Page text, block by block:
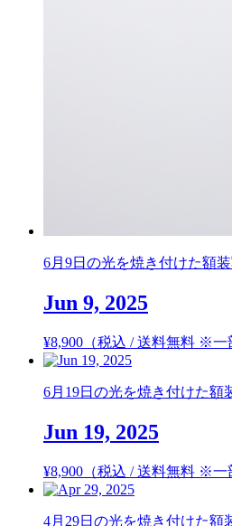
6月9日の光を焼き付けた額
Jun 9, 2025
¥8,900 （税込 / 送料無料 ※一
6月19日の光を焼き付けた額
Jun 19, 2025
¥8,900 （税込 / 送料無料 ※一
4月29日の光を焼き付けた額